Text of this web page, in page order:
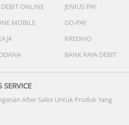
TERPASANG | PERINTAH SUARA
ONLINE
JENIUS PAY
MOBILE
GO-PAY
KREDIVO
BANK RAYA DEBIT
SERVICE
After Sales Untuk Produk Yang